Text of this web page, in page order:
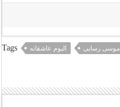
Tags البوم عاشقانه موسی رسایی